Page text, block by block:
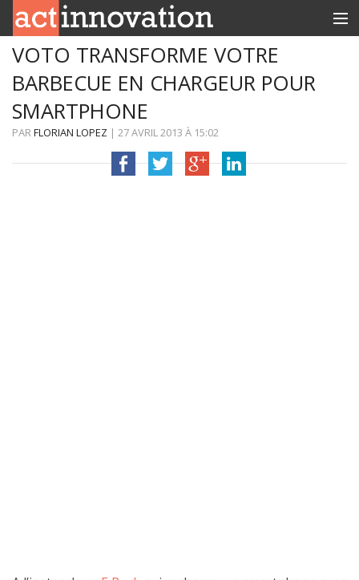
RUBRIQUES
INNOBOX
CONTACT
VOTO TRANSFORME VOTRE
BARBECUE EN CHARGEUR POUR
SMARTPHONE
PARFLORIAN LOPEZ | 27 AVRIL 2013 À 15:02